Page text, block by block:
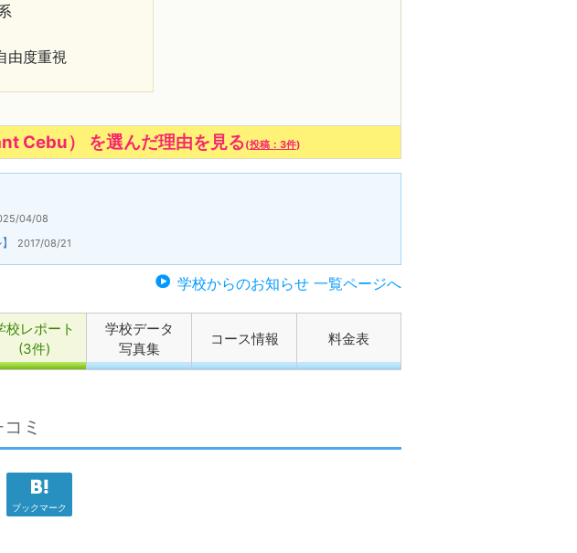
由度重視
Cebu） を選んだ理由を見る(投稿：3件)
04/08
2017/08/21
学校からのお知らせ 一覧ページへ
校レポート
(3件)
学校データ
写真集
コース情報 料金表
ミ
ブックマーク